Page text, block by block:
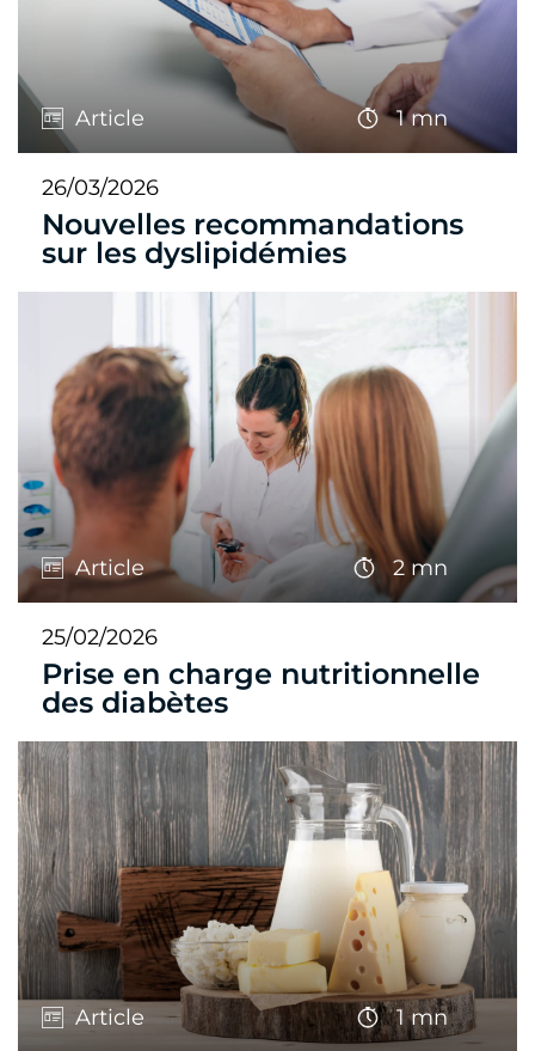
Article 1 mn
26/03/2026
Nouvelles recommandations
sur les dyslipidémies
Article 2 mn
25/02/2026
Prise en charge nutritionnelle
des diabètes
Article 1 mn